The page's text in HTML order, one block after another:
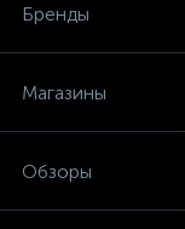
Бренды
Магазины
Обзоры